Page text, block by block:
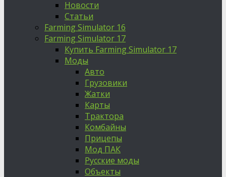
Новости
Статьи
Farming Simulator 16
Farming Simulator 17
Купить Farming Simulator 17
Моды
Авто
Грузовики
Жатки
Карты
Трактора
Комбайны
Прицепы
Мод ПАК
Русские моды
Объекты